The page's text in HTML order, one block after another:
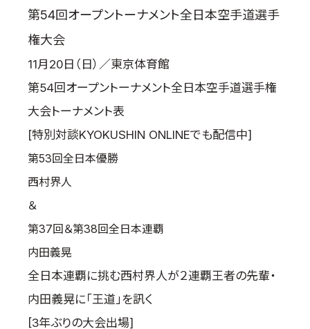
Language
English
第54回オープントーナメント全日本空手道選手
権大会
11月20日（日）／東京体育館
第54回オープントーナメント全日本空手道選手権
大会トーナメント表
[特別対談KYOKUSHIN ONLINEでも配信中]
第53回全日本優勝
西村界人
＆
第37回＆第38回全日本連覇
内田義晃
全日本連覇に挑む西村界人が２連覇王者の先輩・
内田義晃に「王道」を訊く
[3年ぶりの大会出場]